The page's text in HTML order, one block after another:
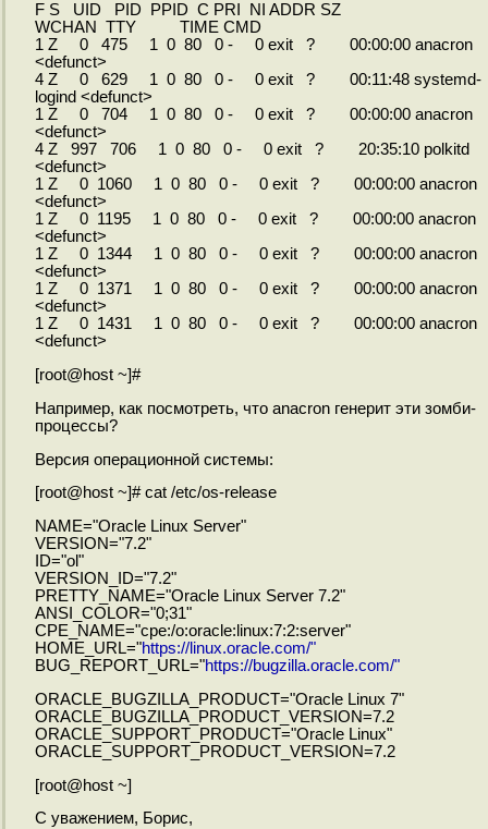
F S UID PID PPID C PRI NI ADDR SZ
WCHAN TTY TIME CMD
1 Z 0 475 1 0 80 0 - 0 exit ? 00:00:00 anacron
<defunct>
4 Z 0 629 1 0 80 0 - 0 exit ? 00:11:48 systemd-
logind <defunct>
1 Z 0 704 1 0 80 0 - 0 exit ? 00:00:00 anacron
<defunct>
4 Z 997 706 1 0 80 0 - 0 exit ? 20:35:10 polkitd
<defunct>
1 Z 0 1060 1 0 80 0 - 0 exit ? 00:00:00 anacron
<defunct>
1 Z 0 1195 1 0 80 0 - 0 exit ? 00:00:00 anacron
<defunct>
1 Z 0 1344 1 0 80 0 - 0 exit ? 00:00:00 anacron
<defunct>
1 Z 0 1371 1 0 80 0 - 0 exit ? 00:00:00 anacron
<defunct>
1 Z 0 1431 1 0 80 0 - 0 exit ? 00:00:00 anacron
<defunct>
[root@host ~]#
Например, как посмотреть, что anacron генерит эти зомби-
процессы?
Версия операционной системы:
[root@host ~]# cat /etc/os-release
NAME="Oracle Linux Server"
VERSION="7.2"
ID="ol"
VERSION_ID="7.2"
PRETTY_NAME="Oracle Linux Server 7.2"
ANSI_COLOR="0;31"
CPE_NAME="cpe:/o:oracle:linux:7:2:server"
HOME_URL="https://linux.oracle.com/"
BUG_REPORT_URL="https://bugzilla.oracle.com/"
ORACLE_BUGZILLA_PRODUCT="Oracle Linux 7"
ORACLE_BUGZILLA_PRODUCT_VERSION=7.2
ORACLE_SUPPORT_PRODUCT="Oracle Linux"
ORACLE_SUPPORT_PRODUCT_VERSION=7.2
[root@host ~]
С уважением, Борис,